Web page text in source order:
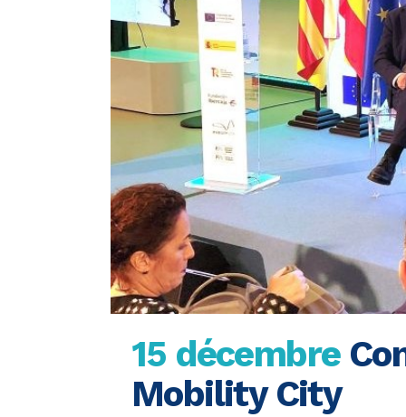
15 décembre
Mobility City